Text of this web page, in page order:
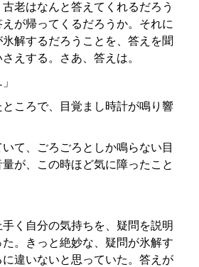
老はなんと答えてくれるだろう
が帰ってくるだろうか。それに
解するだろうことを、答えを聞
えする。さあ、答えは。
ころで、目覚まし時計が鳴り響
て、ごろごろとしか鳴らない目
が、この時ほど気に障ったこと
く自分の気持ちを、疑問を説明
。きっと絶妙な、疑問が氷解す
違いないと思っていた。答えが